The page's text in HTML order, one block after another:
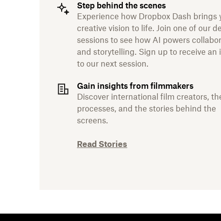
Step behind the scenes
Experience how Dropbox Dash brings
creative vision to life. Join one of our
sessions to see how AI powers
and storytelling. Sign up to receive an
to our next session.
Gain insights from filmmakers
Discover international film creators,
processes, and the stories behind the
screens.
Read Stories